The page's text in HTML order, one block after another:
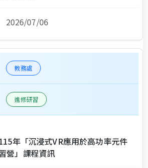
2026/07/06
教務處
進修研習
年「沉浸式VR應用於高功率元件
營」課程資訊